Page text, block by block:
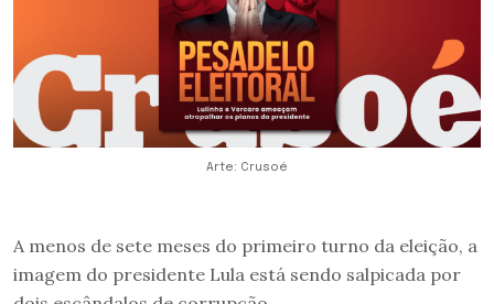
Arte: Crusoé
A menos de sete meses do primeiro turno da eleição, a
imagem do presidente Lula está sendo salpicada por